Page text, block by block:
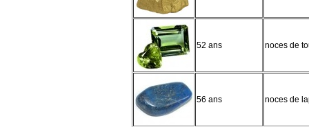
52 ans noces de
56 ans noces de